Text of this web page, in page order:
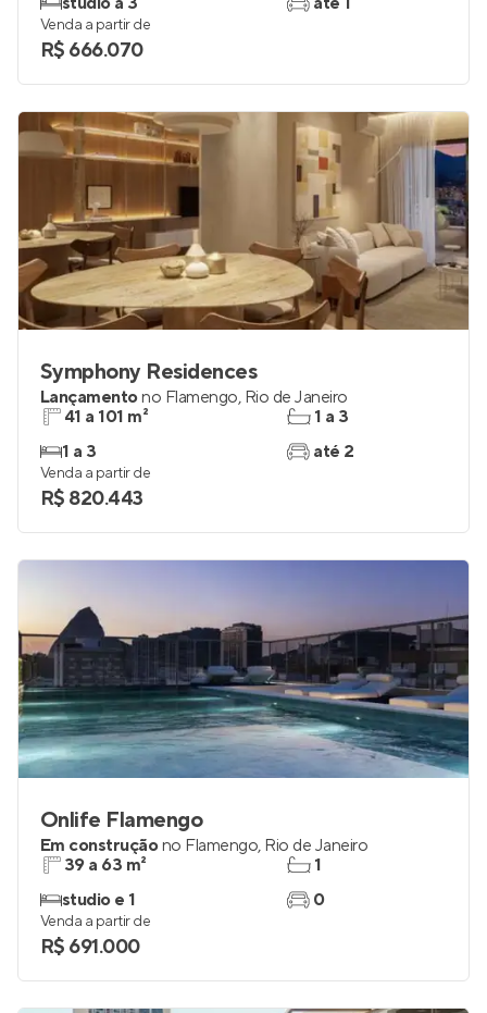
Venda a partir de
R$ 666.070
Symphony Residences
Lançamentono Flamengo, Rio de Janeiro
41 a 101 m²
1 a 3
1 a 3
até 2
Venda a partir de
R$ 820.443
Onlife Flamengo
Em construçãono Flamengo, Rio de Janeiro
39 a 63 m²
studio e 1
1
0
Venda a partir de
R$ 691.000